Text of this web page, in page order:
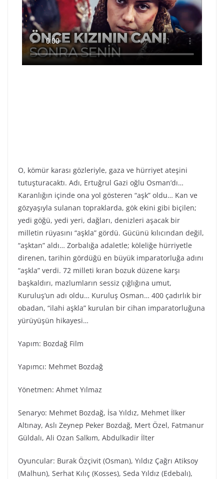
O, kömür karası gözleriyle, gaza ve hürriyet ateşini
tutuşturacaktı. Adı, Ertuğrul Gazi oğlu Osman’dı…
Karanlığın içinde ona yol gösteren “aşk” oldu… Kan ve
gözyaşıyla sulanan topraklarda, gök ekini gibi biçilen;
yedi göğü, yedi yeri, dağları, denizleri aşacak bir
milletin rüyasını “aşkla” gördü. Gücünü kılıcından değil,
“aşktan” aldı… Zorbalığa adaletle; köleliğe hürriyetle
direnen, tarihin gördüğü en büyük imparatorluğa adını
“aşkla” verdi. 72 milleti kıran bozuk düzene karşı
başkaldırı, mazlumların sessiz çığlığına umut,
Kuruluş’un adı oldu… Kuruluş Osman… 400 çadırlık bir
obadan, “ilahi aşkla” kurulan bir cihan imparatorluğuna
yürüyüşün hikayesi…
Yapım: Bozdağ Film
Yapımcı: Mehmet Bozdağ
Yönetmen: Ahmet Yılmaz
Senaryo: Mehmet Bozdağ, İsa Yıldız, Mehmet İlker
Altınay, Aslı Zeynep Peker Bozdağ, Mert Özel, Fatmanur
Güldalı, Ali Ozan Salkım, Abdulkadir İlter
Oyuncular: Burak Özçivit (Osman), Yıldız Çağrı Atiksoy
(Malhun), Serhat Kılıç (Kosses), Seda Yıldız (Edebalı),